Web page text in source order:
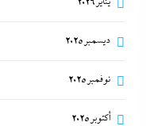
ديسمبر 2025
نوفمبر 2025
أكتوبر 2025